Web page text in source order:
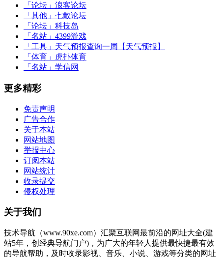
「论坛」 浪客论坛
「其他」 七散论坛
「论坛」 科技岛
「名站」 4399游戏
「工具」 天气预报查询一周【天气预报】
「体育」
虎扑体育
「名站」 学信网
更多精彩
免责声明
广告合作
关于本站
网站地图
举报中心
订阅本站
网站统计
收录提交
侵权处理
关于我们
技术导航（www.90xe.com）汇聚互联网最前沿的网址大全(建
站5年，创经典导航门户)，为广大的年轻人提供最快捷最有效
的导航帮助，及时收录影视、音乐、小说、游戏等分类的网址